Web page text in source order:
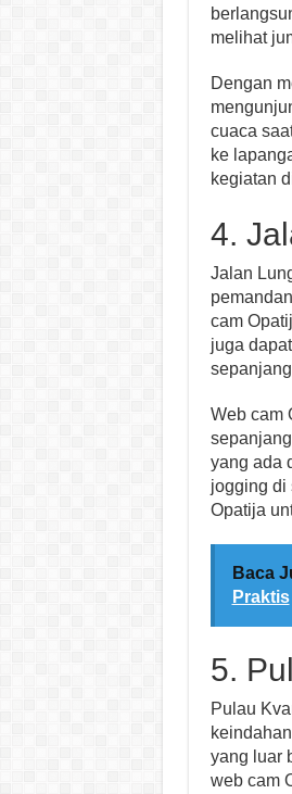
melihat
Dengan
cuaca
ke
kegiatan
4.
Jalan
cam
juga
Web cam
yang ada
jogging di
Opatija
Baca
Praktis
5.
Pulau
yang luar
web cam